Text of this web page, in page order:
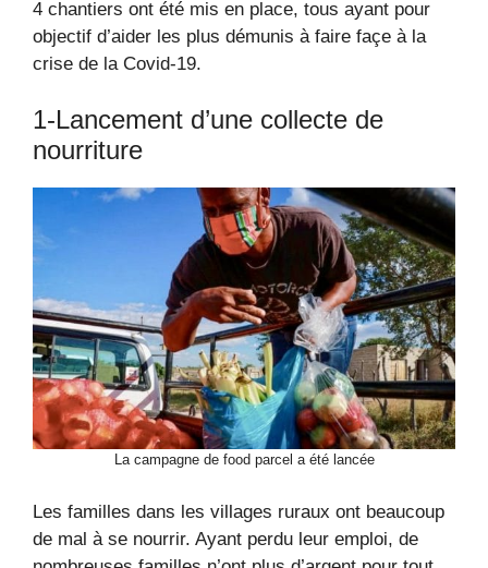
4 chantiers ont été mis en place, tous ayant pour
objectif d’aider les plus démunis à faire façe à la
crise de la Covid-19.
1-Lancement d’une collecte de
nourriture
La campagne de food parcel a été lancée
Les familles dans les villages ruraux ont beaucoup
de mal à se nourrir. Ayant perdu leur emploi, de